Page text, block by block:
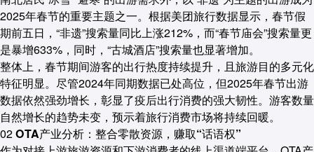
2025年春节的重要主题之一。根据美团旅行数据显示，春节假
期前五日，“非遗”搜索量同比上涨212%，而“春节庙会”搜索量更
是暴增633%，同时，“古城酒店”搜索量也显著增加。
整体上，春节期间游客的出行热度持续提升，且旅游目的多元化
特征明显。尽管2024年同期数据已处高位，但2025年春节出游
数据依然强劲增长，彰显了疫后出行消费的强大韧性。游客数量
自然增长的趋势未变，预示着旅行消费市场将持续回暖。
02OTA产业分析：整合零散资源，赚取“话语权”